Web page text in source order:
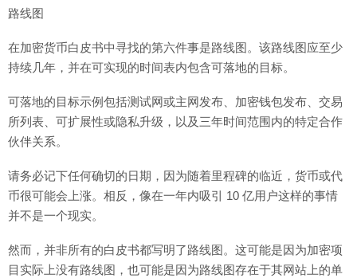
路线图
在加密货币白皮书中寻找的第六件事是路线图。该路线图应至少
持续几年，并在可实现的时间表内包含可落地的目标。
可落地的目标示例包括测试网或主网发布、加密钱包发布、交易
所列表、可扩展性或隐私升级，以及三年时间范围内的特定合作
伙伴关系。
请务必记下任何确切的日期，因为随着里程碑的临近，货币或代
币很可能会上涨。相反，像在一年内吸引 10 亿用户这样的事情
并不是一个现实。
然而，并非所有的白皮书都写明了路线图。这可能是因为加密项
目实际上没有路线图，也可能是因为路线图存在于其网站上的单